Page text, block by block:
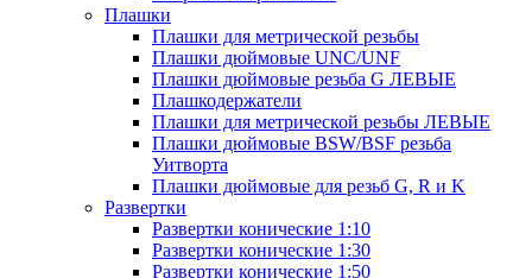
Плашки
Плашки для метрической резьбы
Плашки дюймовые UNC/UNF
Плашки дюймовые резьба G ЛЕВЫЕ
Плашкодержатели
Плашки для метрической резьбы ЛЕВЫЕ
Плашки дюймовые BSW/BSF резьба
Уитворта
Плашки дюймовые для резьб G, R и K
Развертки
Развертки конические 1:10
Развертки конические 1:30
Развертки конические 1:50